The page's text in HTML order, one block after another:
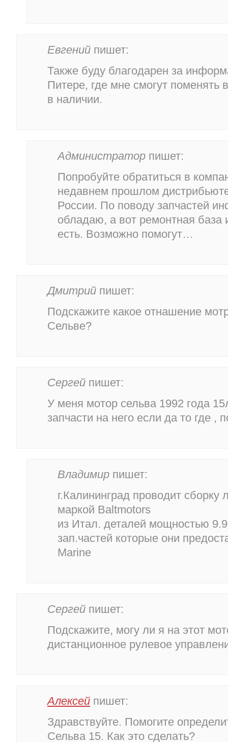
Евгений пишет:
Также буду благодарен за
Питере, где мне смогут поменять
в наличии.
Администратор пишет:
Попробуйте обратиться в
недавнем прошлом
России. По поводу запчастей
обладаю, а вот ремонтная база
есть. Возможно помогут…
Дмитрий пишет:
Подскажите какое отнашение
Сельве?
Сергей пишет:
У меня мотор сельва 1992 года
запчасти на него если да то где ,
Владимир пишет:
г.Калининград проводит сборку
маркой Baltmotors
из Итал. деталей мощностью
зап.частей которые они
Marine
Сергей пишет:
Подскажите, могу ли я на этот
дистанционное рулевое
Алексей пишет:
Здравствуйте. Помогите
Сельва 15. Как это сделать?